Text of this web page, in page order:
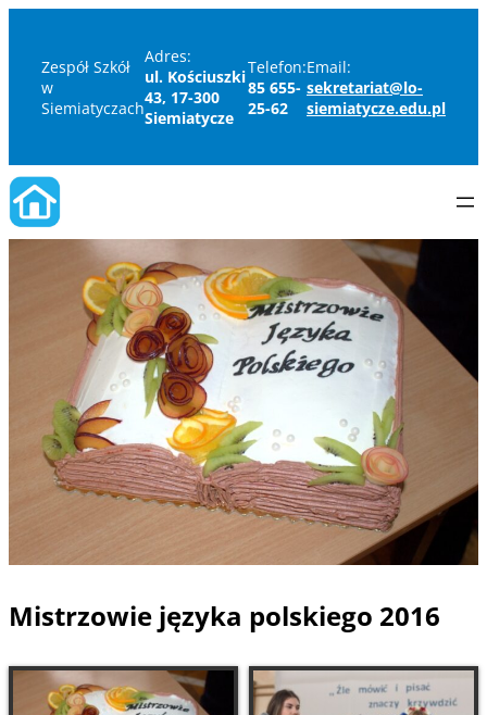
Zespół Szkół
w
Siemiatyczach
Adres:
ul. Kościuszki
43, 17-300
Siemiatycze
Telefon:
85 655-
25-62
Email:
sekretariat@lo-
siemiatycze.edu.pl
Mistrzowie języka polskiego 2016